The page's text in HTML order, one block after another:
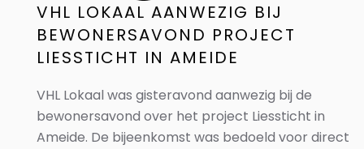
VHL LOKAAL AANWEZIG BIJ
BEWONERSAVOND PROJECT
LIESSTICHT IN AMEIDE
VHL Lokaal was gisteravond aanwezig bij de
bewonersavond over het project Liessticht in
Ameide. De bijeenkomst was bedoeld voor direct